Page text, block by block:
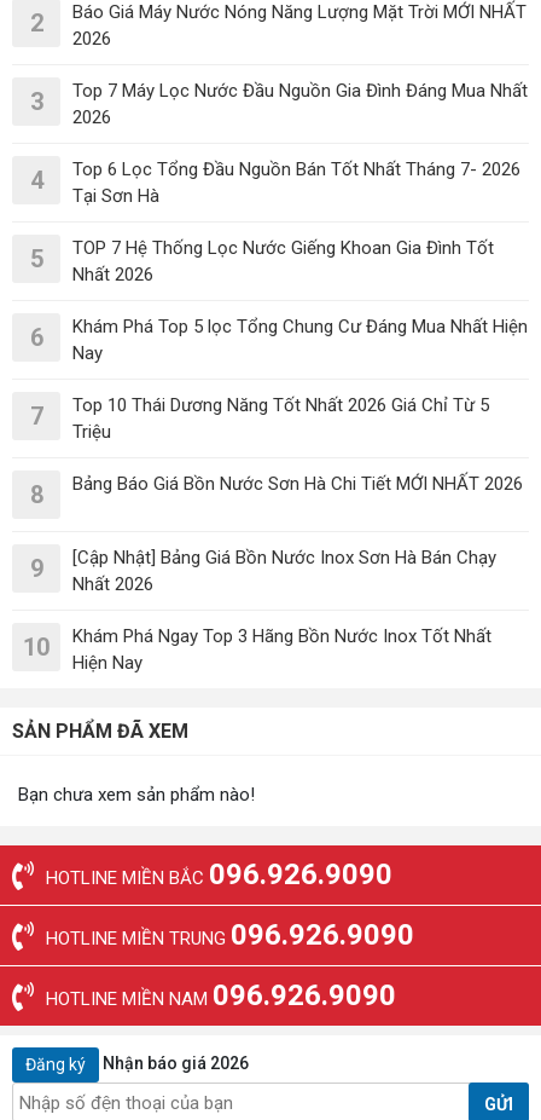
2
Báo Giá Máy Nước Nóng Năng Lượng Mặt Trời MỚI NHẤT
2026
3
Top 7 Máy Lọc Nước Đầu Nguồn Gia Đình Đáng Mua Nhất
2026
4
Top 6 Lọc Tổng Đầu Nguồn Bán Tốt Nhất Tháng 7- 2026
Tại Sơn Hà
5
TOP 7 Hệ Thống Lọc Nước Giếng Khoan Gia Đình Tốt
Nhất 2026
6
Khám Phá Top 5 lọc Tổng Chung Cư Đáng Mua Nhất Hiện
Nay
7
Top 10 Thái Dương Năng Tốt Nhất 2026 Giá Chỉ Từ 5
Triệu
8 Bảng Báo Giá Bồn Nước Sơn Hà Chi Tiết MỚI NHẤT 2026
9
[Cập Nhật] Bảng Giá Bồn Nước Inox Sơn Hà Bán Chạy
Nhất 2026
10
Khám Phá Ngay Top 3 Hãng Bồn Nước Inox Tốt Nhất
Hiện Nay
SẢN PHẨM ĐÃ XEM
Bạn chưa xem sản phẩm nào!
HOTLINE MIỀN BẮC 096.926.9090
HOTLINE MIỀN TRUNG 096.926.9090
HOTLINE MIỀN NAM 096.926.9090
Đăng ký Nhận báo giá 2026
GỬI